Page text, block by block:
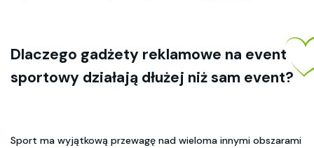
Dlaczego gadżety reklamowe na event
sportowy działają dłużej niż sam event?
Sport ma wyjątkową przewagę nad wieloma innymi obszarami